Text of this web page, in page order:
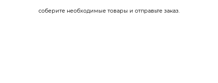
соберите необходимые товары и отправьте заказ.